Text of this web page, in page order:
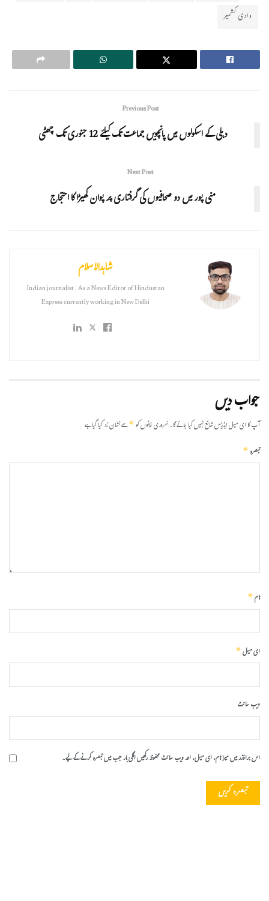
وادی کشمیر
Previous Post
دہلی کے اسکولوں میں پانچویں جماعت تک کیلئے 12 جنوری تک چھٹی
Next Post
منی پور میں دو صحافیوں کی گرفتاری پر پوان کھیڑا کا احتجاج
شاہدالاسلام
Indian journalist . As a News Editor of Hindustan
Express currently working in New Delhi
جواب دیں
آپ کا ای میل ایڈریس شائع نہیں کیا جائے گا۔ضروری خانوں کو*سے نشان زد کیا گیا ہے
تبصرہ*
نام*
ای میل*
ویب‌ سائٹ
اس براؤزر میں میرا نام، ای میل، اور ویب سائٹ محفوظ رکھیں اگلی بار جب میں تبصرہ کرنے کےلیے۔